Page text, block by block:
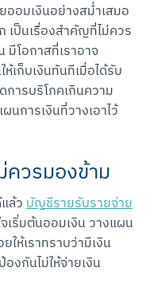
ออมเงินอย่างสม่ำเสมอ
เป็นเรื่องสำคัญที่ไม่ควร
มีโอกาสที่เราอาจ
เก็บเงินทันทีเมื่อได้รับ
การบริโภคเกินความ
นการเงินที่วางเอาไว้
วรมองข้าม
ล้ว บัญชีรายรับรายจ่าย
เริ่มต้นออมเงิน วางแผน
ให้เราทราบว่ามีเงิน
งกันไม่ให้จ่ายเงิน